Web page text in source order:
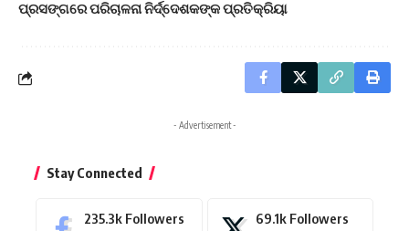
ପ୍ରସଙ୍ଗରେ ପରିଚାଳନା ନିର୍ଦ୍ଦେଶକଙ୍କ ପ୍ରତିକ୍ରିୟା
- Advertisement -
Stay Connected
235.3k Followers 69.1k Followers